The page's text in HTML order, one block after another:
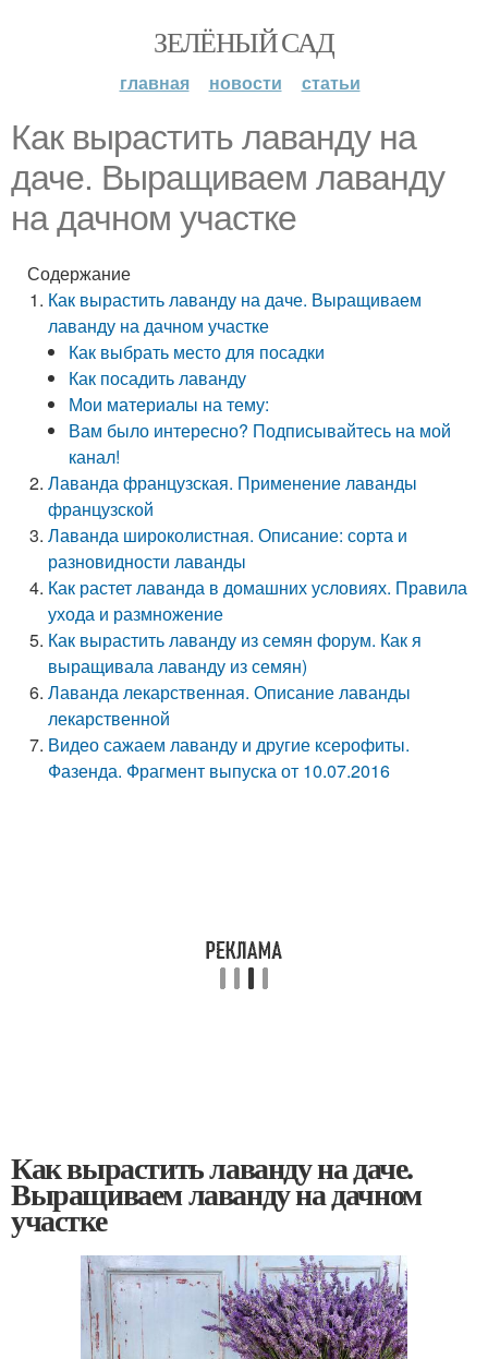
ЗЕЛЁНЫЙ САД
главная новости статьи
Как вырастить лаванду на
даче. Выращиваем лаванду
на дачном участке
Содержание
Как вырастить лаванду на даче. Выращиваем
лаванду на дачном участке
Как выбрать место для посадки
Как посадить лаванду
Мои материалы на тему:
Вам было интересно? Подписывайтесь на мой
канал!
Лаванда французская. Применение лаванды
французской
Лаванда широколистная. Описание: сорта и
разновидности лаванды
Как растет лаванда в домашних условиях. Правила
ухода и размножение
Как вырастить лаванду из семян форум. Как я
выращивала лаванду из семян)
Лаванда лекарственная. Описание лаванды
лекарственной
Видео сажаем лаванду и другие ксерофиты.
Фазенда. Фрагмент выпуска от 10.07.2016
Как вырастить лаванду на даче.
Выращиваем лаванду на дачном
участке